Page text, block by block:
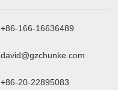
+86-166-16636489
david@gzchunke.com
+86-20-22895083